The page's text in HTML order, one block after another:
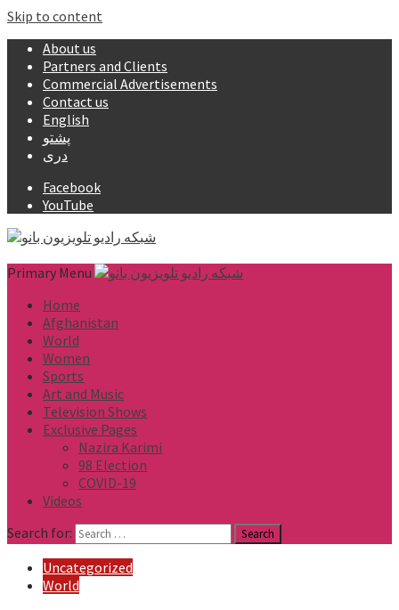
Skip to content
About us
Partners and Clients
Commercial Advertisements
Contact us
English
پشتو
دری
Facebook
YouTube
Primary Menu
Home
Afghanistan
World
Women
Sports
Art and Music
Television Shows
Exclusive Pages
Nazira Karimi
98 Election
COVID-19
Videos
Search for:
Uncategorized
World